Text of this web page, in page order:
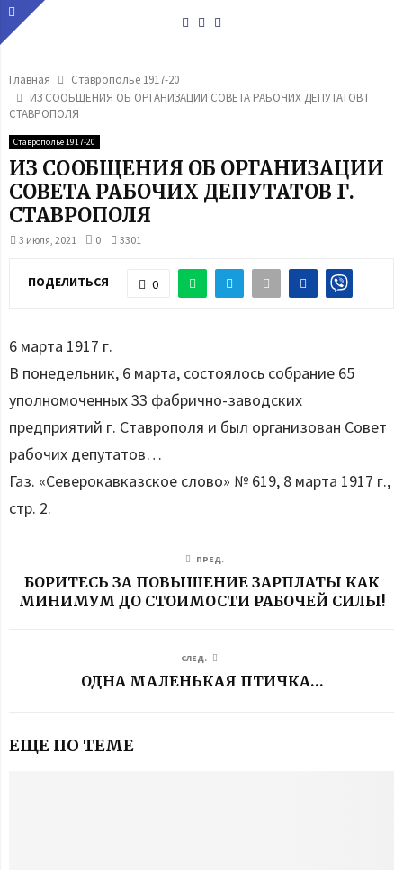
Youtube
Vk
Главная
Ставрополье 1917-20
ИЗ СООБЩЕНИЯ ОБ ОРГАНИЗАЦИИ СОВЕТА РАБОЧИХ ДЕПУТАТОВ Г.
СТАВРОПОЛЯ
Ставрополье 1917-20
ИЗ СООБЩЕНИЯ ОБ ОРГАНИЗАЦИИ
СОВЕТА РАБОЧИХ ДЕПУТАТОВ Г.
СТАВРОПОЛЯ
3 июля, 2021 0 3301
ПОДЕЛИТЬСЯ 0
6 марта 1917 г.
В понедельник, 6 марта, состоялось собрание 65
уполномоченных 33 фабрично-заводских
предприятий г. Ставрополя и был организован Совет
рабочих депутатов…
Газ. «Северокавказское слово» № 619, 8 марта 1917 г.,
стр. 2.
ПРЕД.
БОРИТЕСЬ ЗА ПОВЫШЕНИЕ ЗАРПЛАТЫ КАК
МИНИМУМ ДО СТОИМОСТИ РАБОЧЕЙ СИЛЫ!
СЛЕД.
ОДНА МАЛЕНЬКАЯ ПТИЧКА…
ЕЩЕ ПО ТЕМЕ